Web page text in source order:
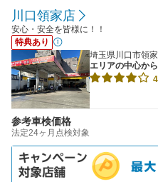
川口領家店
安心・安全を皆様に！！
特典あり
埼玉県川口市領
エリアの中心から
参考車検価格
法定24ヶ月点検対象